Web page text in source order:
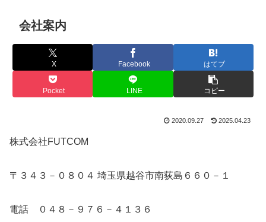
会社案内
X Facebook はてブ
Pocket LINE コピー
2020.09.27 2025.04.23
株式会社FUTCOM
〒３４３－０８０４ 埼玉県越谷市南荻島６６０－１
電話 ０４８－９７６－４１３６